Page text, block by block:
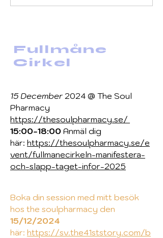
Fullmåne
Cirkel
15 December 2024 @ The Soul
Pharmacy
https://thesoulpharmacy.se/
15:00-18:00 Anmäl dig
här: https://thesoulpharmacy.se/e
vent/fullmanecirkeln-manifestera-
och-slapp-taget-infor-2025
Boka din session med mitt besök
hos the soulpharmacy den
15/12/2024
här: https://sv.the41ststory.com/b